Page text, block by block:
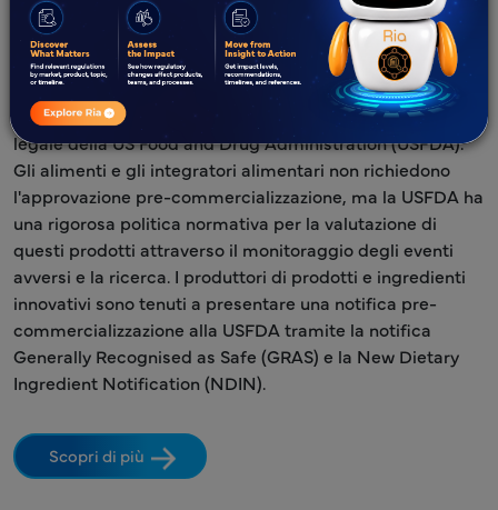
Gli Stati Uniti (US) sono un mercato basato sulla
conformità per alimenti e integratori alimentari. I prodotti
sono regolati dal Registro Federale e dal Codice dei
Regolamenti Federali (CFR), Titolo ventuno. È l'autorità
legale della US Food and Drug Administration (USFDA).
Gli alimenti e gli integratori alimentari non richiedono
l'approvazione pre-commercializzazione, ma la USFDA ha
una rigorosa politica normativa per la valutazione di
questi prodotti attraverso il monitoraggio degli eventi
avversi e la ricerca. I produttori di prodotti e ingredienti
innovativi sono tenuti a presentare una notifica pre-
commercializzazione alla USFDA tramite la notifica
Generally Recognised as Safe (GRAS) e la New Dietary
Ingredient Notification (NDIN).
Scopri di più